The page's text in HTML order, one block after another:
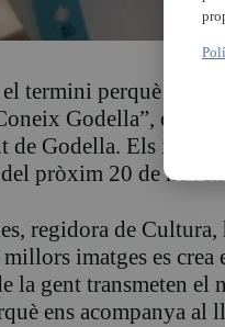
el termini perquè la
Godella”,
de Godella. Els
pròxim 20 de
regidora de
millors imatges es
la gent transmeten
ens acompanya al